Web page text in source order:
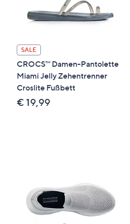
SALE
CROCS™ Damen-Pantolette
Miami Jelly Zehentrenner
Croslite Fußbett
€ 19,99